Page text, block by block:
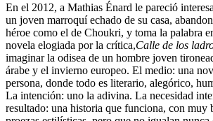
En el 2012, a Mathias Énard le pareció
un joven marroquí echado de su casa,
héroe como el de Choukri, y toma la palabra
novela elogiada por la crítica,Calle de los
imaginar la odisea de un hombre joven
árabe y el invierno europeo. El medio: una
persona, donde todo es literario, alegórico,
La intención: uno la adivina. La necesidad
resultado: una historia que funciona, con muy